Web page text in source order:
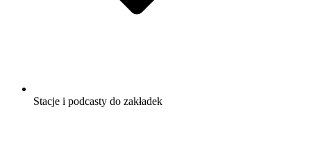
Stacje i podcasty do zakładek